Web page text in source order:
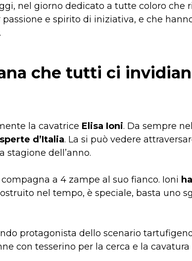
nel giorno dedicato a tutte coloro che
e spirito di iniziativa, e che
che tutti ci
la cavatrice Elisa Ioni. Da sempre
d’Italia. La si può vedere
stagione dell’anno.
a 4 zampe al suo fianco. Ioni
nel tempo, è speciale, basta uno
protagonista dello scenario
con tesserino per la cerca e la